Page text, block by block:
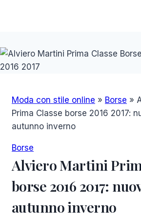
Moda con stile online » Borse »
Prima Classe borse 2016 2017:
autunno inverno
Borse
Alviero Martini
borse 2016 2017:
autunno inverno